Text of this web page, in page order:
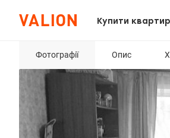
Купити
Фотографії Опис